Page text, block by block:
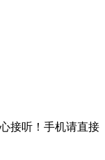
心接听！手机请直接